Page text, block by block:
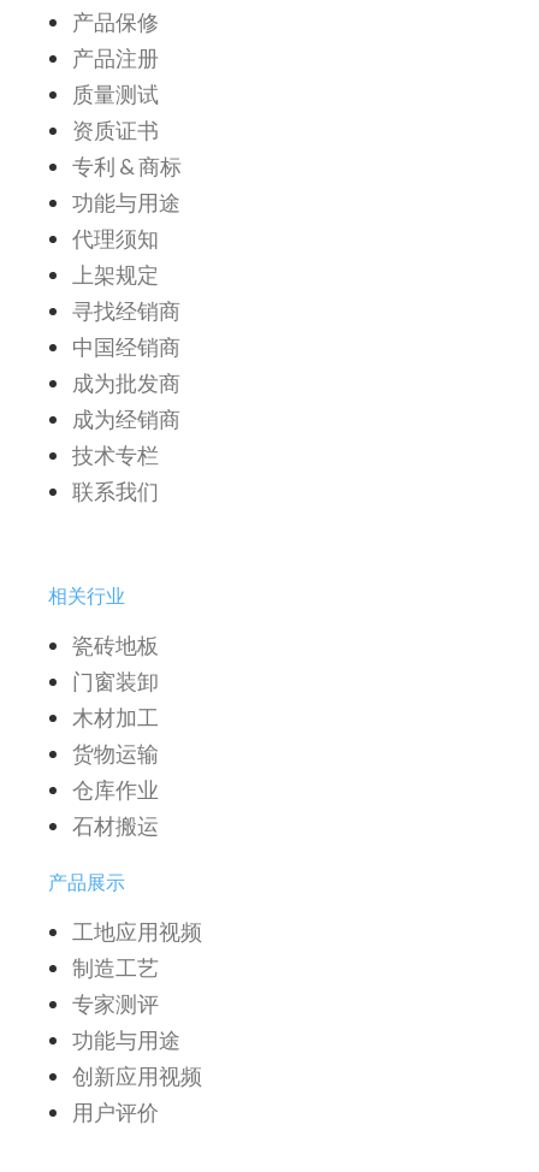
产品保修
产品注册
质量测试
资质证书
专利 & 商标
功能与用途
代理须知
上架规定
寻找经销商
中国经销商
成为批发商
成为经销商
技术专栏
联系我们
相关行业
瓷砖地板
门窗装卸
木材加工
货物运输
仓库作业
石材搬运
产品展示
工地应用视频
制造工艺
专家测评
功能与用途
创新应用视频
用户评价